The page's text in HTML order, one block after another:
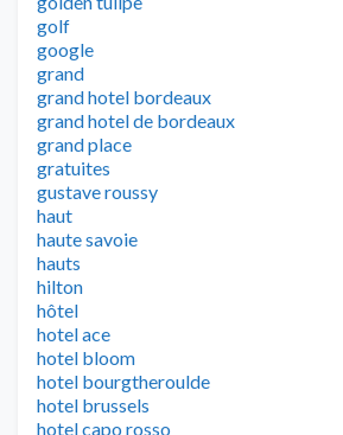
golf
google
grand
grand hotel bordeaux
grand hotel de bordeaux
grand place
gratuites
gustave roussy
haut
haute savoie
hauts
hilton
hôtel
hotel ace
hotel bloom
hotel bourgtheroulde
hotel brussels
hotel capo rosso